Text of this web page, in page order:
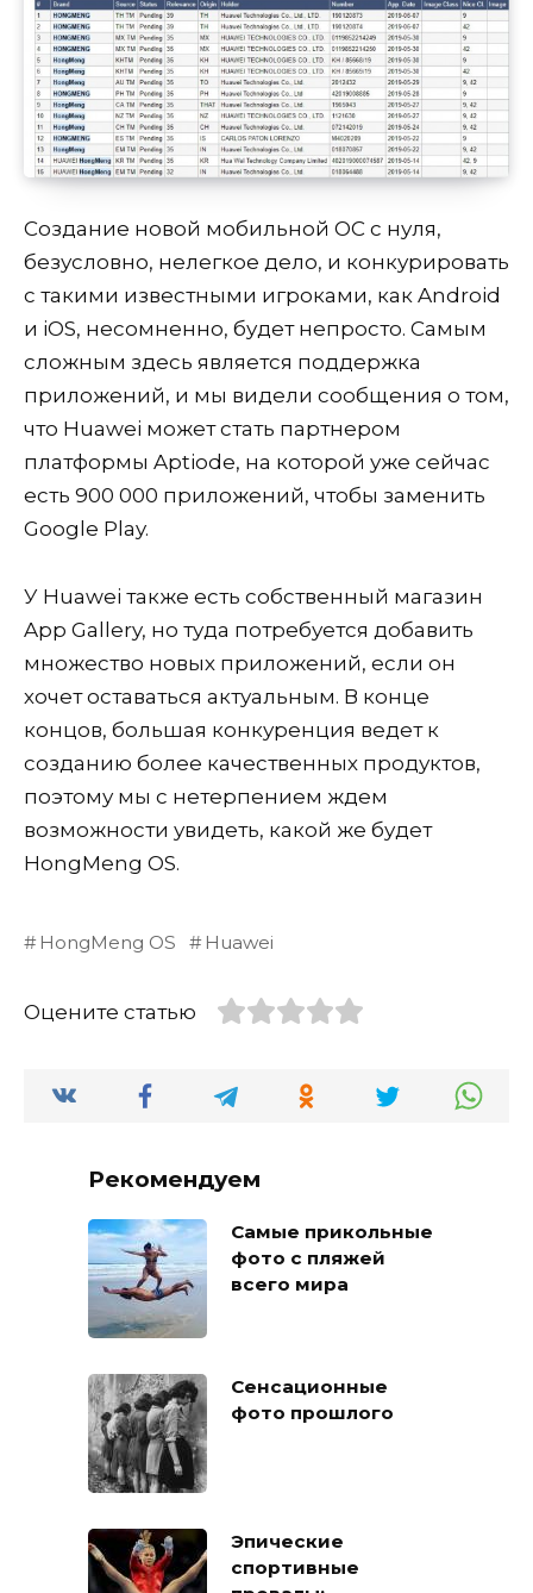
Создание новой мобильной ОС с нуля,
безусловно, нелегкое дело, и конкурировать
с такими известными игроками, как Android
и iOS, несомненно, будет непросто. Самым
сложным здесь является поддержка
приложений, и мы видели сообщения о том,
что Huawei может стать партнером
платформы Aptiode, на которой уже сейчас
есть 900 000 приложений, чтобы заменить
Google Play.
У Huawei также есть собственный магазин
App Gallery, но туда потребуется добавить
множество новых приложений, если он
хочет оставаться актуальным. В конце
концов, большая конкуренция ведет к
созданию более качественных продуктов,
поэтому мы с нетерпением ждем
возможности увидеть, какой же будет
HongMeng OS.
HongMeng OS Huawei
Оцените статью
Рекомендуем
Самые прикольные
фото с пляжей
всего мира
Сенсационные
фото прошлого
Эпические
спортивные